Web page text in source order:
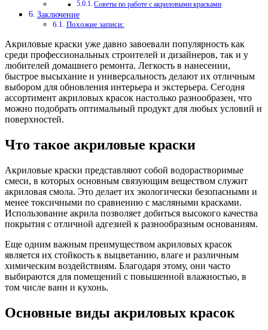
Советы по работе с акриловыми красками
Заключение
Похожие записи:
Акриловые краски уже давно завоевали популярность как
среди профессиональных строителей и дизайнеров, так и у
любителей домашнего ремонта. Легкость в нанесении,
быстрое высыхание и универсальность делают их отличным
выбором для обновления интерьера и экстерьера. Сегодня
ассортимент акриловых красок настолько разнообразен, что
можно подобрать оптимальный продукт для любых условий и
поверхностей.
Что такое акриловые краски
Акриловые краски представляют собой водорастворимые
смеси, в которых основным связующим веществом служит
акриловая смола. Это делает их экологически безопасными и
менее токсичными по сравнению с масляными красками.
Использование акрила позволяет добиться высокого качества
покрытия с отличной адгезией к разнообразным основаниям.
Еще одним важным преимуществом акриловых красок
является их стойкость к выцветанию, влаге и различным
химическим воздействиям. Благодаря этому, они часто
выбираются для помещений с повышенной влажностью, в
том числе ванн и кухонь.
Основные виды акриловых красок